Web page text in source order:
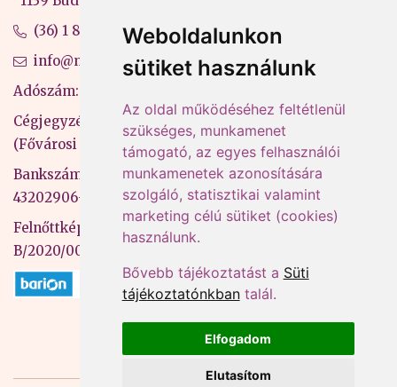
Weboldalunkon
sütiket használunk
Az oldal működéséhez feltétlenül
szükséges, munkamenet
támogató, az egyes felhasználói
munkamenetek azonosítására
szolgáló, statisztikai valamint
marketing célú sütiket (cookies)
használunk.
Bővebb tájékoztatást a Süti
tájékoztatónkbantalál.
Elfogadom
Elutasítom
(36) 1 880 76 00
info@mprx.hu
Adószám: 13598145-2-41
Cégjegyzékszám: 01-09-883770
(Fővárosi Bíróság)
Bankszámlaszám: CIB Bank, 10700581-
43202906-51100005
Felnőttképzési nyilvántartási szám:
B/2020/000053